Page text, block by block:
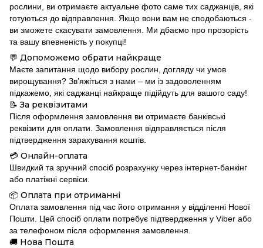
рослини, ви отримаєте актуальне фото саме тих саджанців, які
готуються до відправлення. Якщо вони вам не сподобаються -
ви зможете скасувати замовлення. Ми дбаємо про прозорість
та вашу впевненість у покупці!
💬 Допоможемо обрати найкраще
Маєте запитання щодо вибору рослин, догляду чи умов
вирощування? Зв’яжіться з нами – ми із задоволенням
підкажемо, які саджанці найкраще підійдуть для вашого саду!
📝За реквізитами
Після оформлення замовлення ви отримаєте банківські
реквізити для оплати. Замовлення відправляється після
підтвердження зарахування коштів.
💳 Онлайн-оплата
Швидкий та зручний спосіб розрахунку через інтернет-банкінг
або платіжні сервіси.
📦 Оплата при отриманні
Оплата замовлення під час його отримання у відділенні Нової
Пошти. Цей спосіб оплати потребує підтвердження у Viber або
за телефоном після оформлення замовлення.
🚚 Нова Пошта